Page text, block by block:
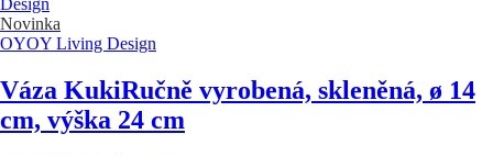
Novinka
OYOY Living Design
Váza KukiRučně vyrobená, skleněná, ø 14
cm, výška 24 cm